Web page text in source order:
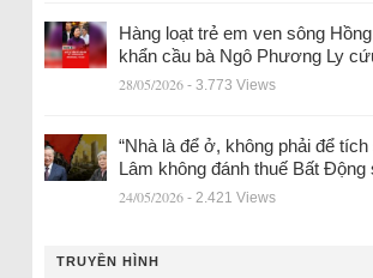
Hàng loạt trẻ em ven sông
khẩn cầu bà Ngô Phương Ly
28/05/2026 - 3.773 Views
“Nhà là để ở, không phải để
Lâm không đánh thuế Bất Động
24/05/2026 - 2.421 Views
TRUYỀN HÌNH